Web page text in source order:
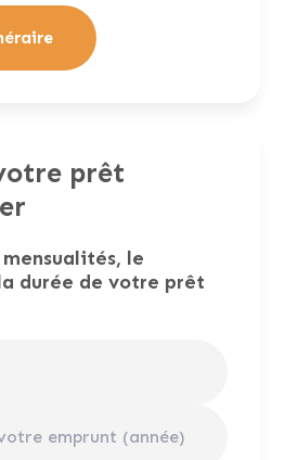
prêt
le
durée de votre prêt